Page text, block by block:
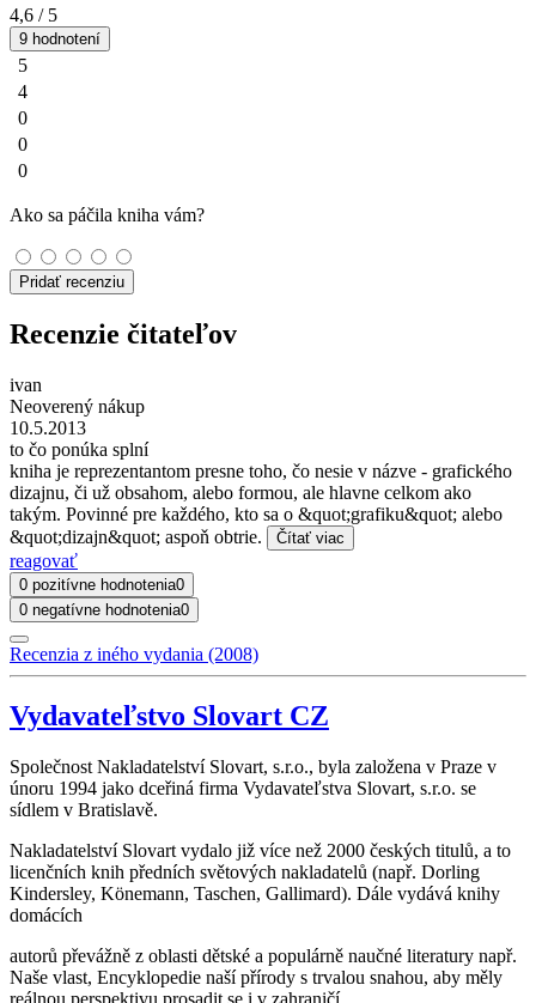
4,6 / 5
9 hodnotení
5
4
0
0
0
Ako sa páčila kniha vám?
Pridať recenziu
Recenzie čitateľov
ivan
Neoverený nákup
10.5.2013
to čo ponúka splní
kniha je reprezentantom presne toho, čo nesie v názve - grafického
dizajnu, či už obsahom, alebo formou, ale hlavne celkom ako
takým. Povinné pre každého, kto sa o &quot;grafiku&quot; alebo
&quot;dizajn&quot; aspoň obtrie.
Čítať viac
reagovať
0 pozitívne hodnotenia0
0 negatívne hodnotenia0
Recenzia z iného vydania (2008)
Vydavateľstvo Slovart CZ
Společnost Nakladatelství Slovart, s.r.o., byla založena v Praze v
únoru 1994 jako dceřiná firma Vydavateľstva Slovart, s.r.o. se
sídlem v Bratislavě.
Nakladatelství Slovart vydalo již více než 2000 českých titulů, a to
licenčních knih předních světových nakladatelů (např. Dorling
Kindersley, Könemann, Taschen, Gallimard). Dále vydává knihy
domácích
autorů převážně z oblasti dětské a populárně naučné literatury např.
Naše vlast, Encyklopedie naší přírody s trvalou snahou, aby měly